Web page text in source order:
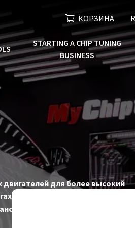
КОРЗИНА
STARTING A CHIP TUNING
BUSINESS
для более высокий
и на нашем расширенном
между